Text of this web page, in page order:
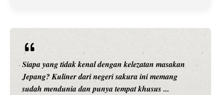
Siapa yang tidak kenal dengan kelezatan masakan
Jepang? Kuliner dari negeri sakura ini memang
sudah mendunia dan punya tempat khusus ...